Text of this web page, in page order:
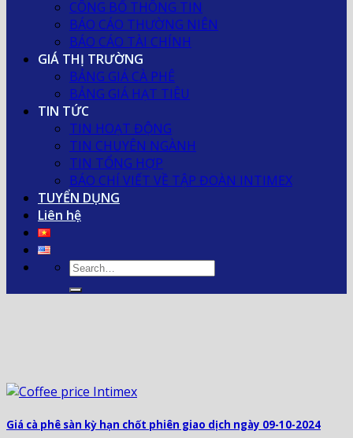
CÔNG BỐ THÔNG TIN
BÁO CÁO THƯỜNG NIÊN
BÁO CÁO TÀI CHÍNH
GIÁ THỊ TRƯỜNG
BẢNG GIÁ CÀ PHÊ
BẢNG GIÁ HẠT TIÊU
TIN TỨC
TIN HOẠT ĐỘNG
TIN CHUYÊN NGÀNH
TIN TỔNG HỢP
BÁO CHÍ VIẾT VỀ TẬP ĐOÀN INTIMEX
TUYỂN DỤNG
Liên hệ
Giá cà phê sàn kỳ hạn chốt phiên giao dịch ngày 09-10-2024